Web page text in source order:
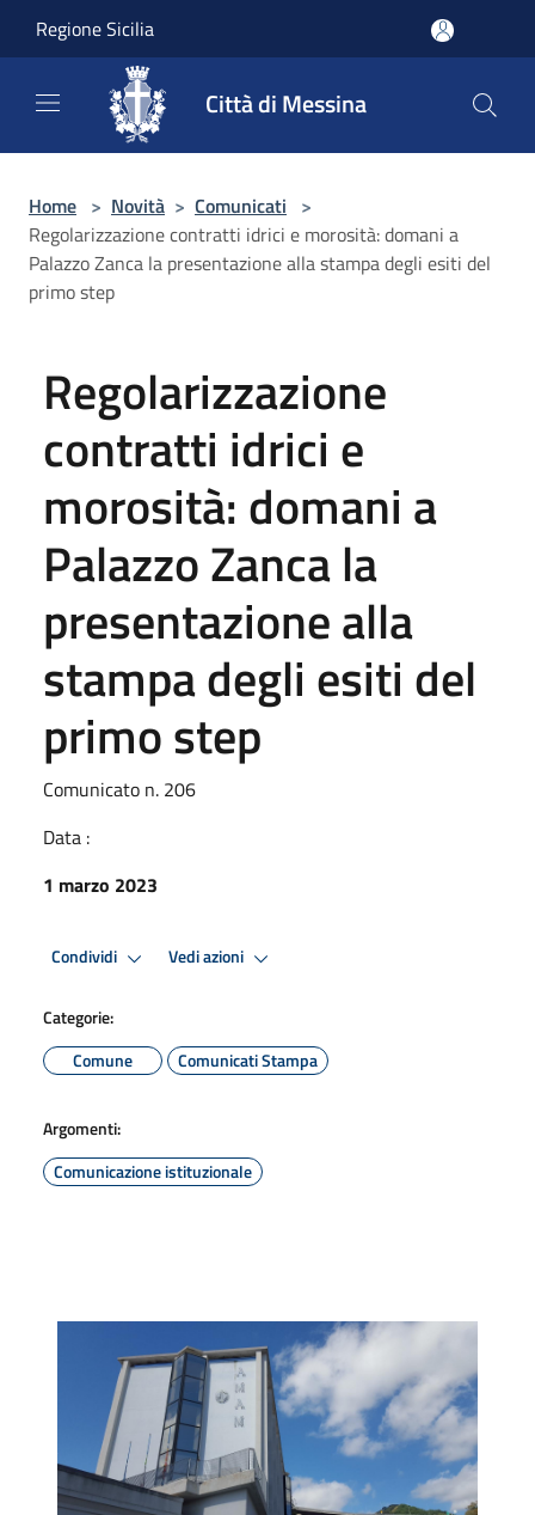
Regione Sicilia
Città di Messina
Home > Novità > Comunicati >
Regolarizzazione contratti idrici e morosità: domani a
Palazzo Zanca la presentazione alla stampa degli esiti del
primo step
Regolarizzazione
contratti idrici e
morosità: domani a
Palazzo Zanca la
presentazione alla
stampa degli esiti del
primo step
Comunicato n. 206
Data :
1 marzo 2023
Condividi Vedi azioni
Categorie:
Comune
Comunicati Stampa
Argomenti:
Comunicazione istituzionale